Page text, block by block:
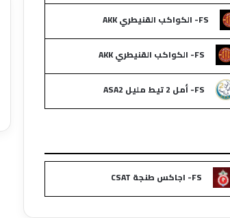
FS- الكواكب القنيطري AKK
FS- الكواكب القنيطري AKK
FS- أمل 2 تيط مليل ASA2
FS- اجاكس طنجة CSAT